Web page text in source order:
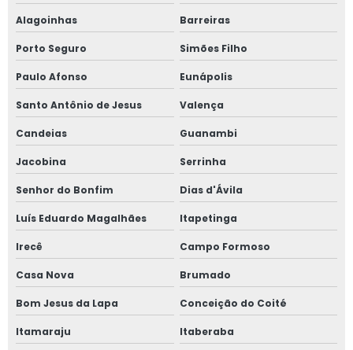
Alagoinhas Barreiras
Porto Seguro Simões Filho
Paulo Afonso Eunápolis
Santo Antônio de Jesus Valença
Candeias Guanambi
Jacobina Serrinha
Senhor do Bonfim Dias d'Ávila
Luís Eduardo Magalhães Itapetinga
Irecê Campo Formoso
Casa Nova Brumado
Bom Jesus da Lapa Conceição do Coité
Itamaraju Itaberaba